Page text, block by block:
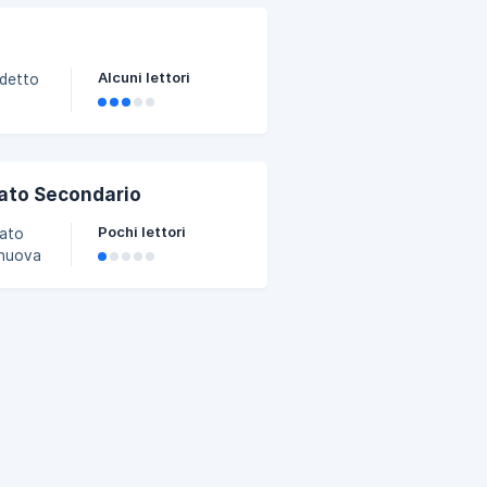
detto
alla
Alcuni lettori
Secondario
Pochi lettori